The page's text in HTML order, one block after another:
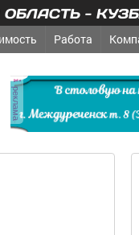
-
Работа
реклама